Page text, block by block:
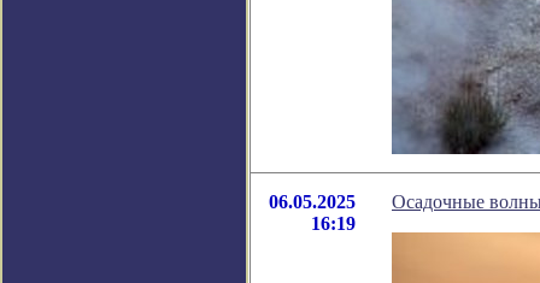
06.05.2025
16:19
Осадочные